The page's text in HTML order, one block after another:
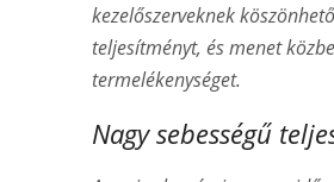
kezelőszerveknek
teljesítményt, és menet
termelékenységet.
Nagy sebességű